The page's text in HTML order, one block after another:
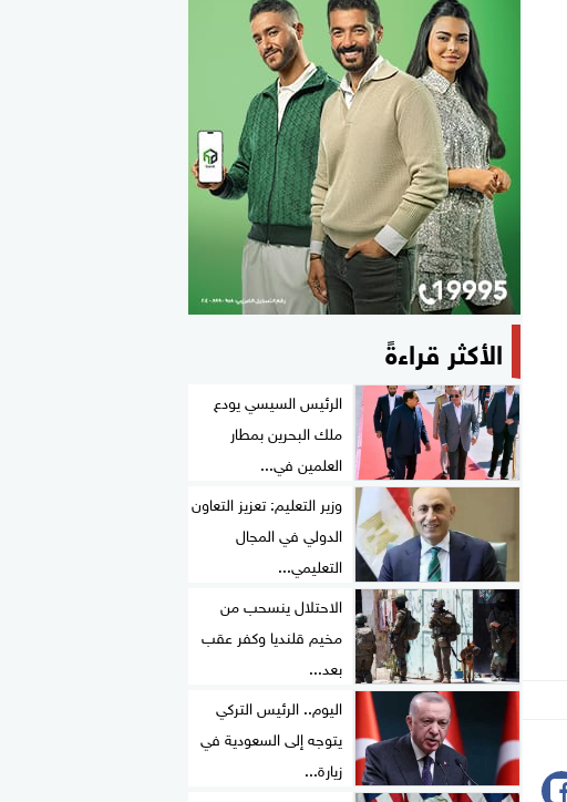
الأكثر قراءةً
الرئيس السيسي يودع
ملك البحرين بمطار
العلمين في...
وزير التعليم: تعزيز التعاون
الدولي في المجال
التعليمي...
الاحتلال ينسحب من
مخيم قلنديا وكفر عقب
بعد...
اليوم.. الرئيس التركي
يتوجه إلى السعودية في
زيارة...